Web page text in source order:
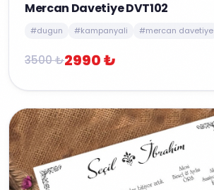
Mercan Davetiye DVT102
#dugun #kampanyali #mercan davetiye
3500 ₺2990 ₺